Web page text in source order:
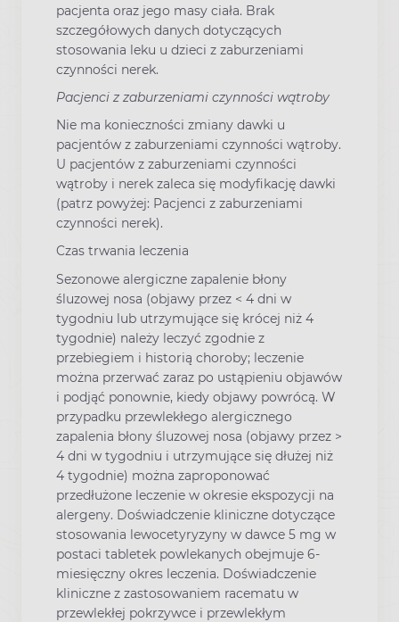
pacjenta oraz jego masy ciała. Brak
szczegółowych danych dotyczących
stosowania leku u dzieci z zaburzeniami
czynności nerek.
Pacjenci z zaburzeniami czynności wątroby
Nie ma konieczności zmiany dawki u
pacjentów z zaburzeniami czynności wątroby.
U pacjentów z zaburzeniami czynności
wątroby i nerek zaleca się modyfikację dawki
(patrz powyżej: Pacjenci z zaburzeniami
czynności nerek).
Czas trwania leczenia
Sezonowe alergiczne zapalenie błony
śluzowej nosa (objawy przez < 4 dni w
tygodniu lub utrzymujące się krócej niż 4
tygodnie) należy leczyć zgodnie z
przebiegiem i historią choroby; leczenie
można przerwać zaraz po ustąpieniu objawów
i podjąć ponownie, kiedy objawy powrócą. W
przypadku przewlekłego alergicznego
zapalenia błony śluzowej nosa (objawy przez >
4 dni w tygodniu i utrzymujące się dłużej niż
4 tygodnie) można zaproponować
przedłużone leczenie w okresie ekspozycji na
alergeny. Doświadczenie kliniczne dotyczące
stosowania lewocetyryzyny w dawce 5 mg w
postaci tabletek powlekanych obejmuje 6-
miesięczny okres leczenia. Doświadczenie
kliniczne z zastosowaniem racematu w
przewlekłej pokrzywce i przewlekłym